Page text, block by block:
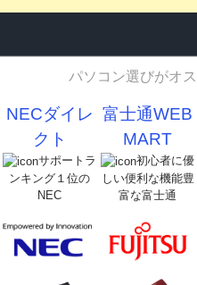
パソコン選びがオ
NECダイレ
クト
サポートラ
ンキング１位の
NEC
富士通WEB
MART
初心者に優
しい便利な機能豊
富な富士通